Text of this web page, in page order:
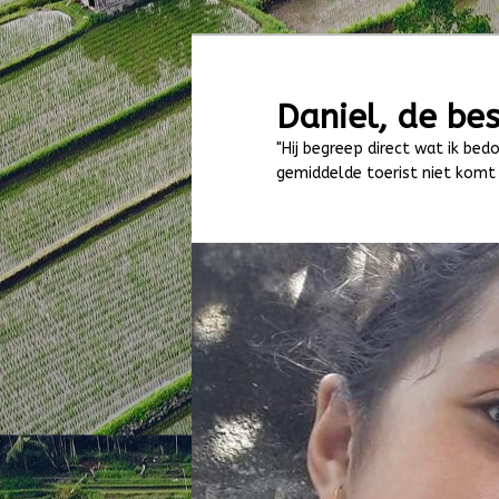
Spring
naar
de
primaire
inhoud
Daniel, de
"Hij begreep direct wat ik
gemiddelde toerist niet komt